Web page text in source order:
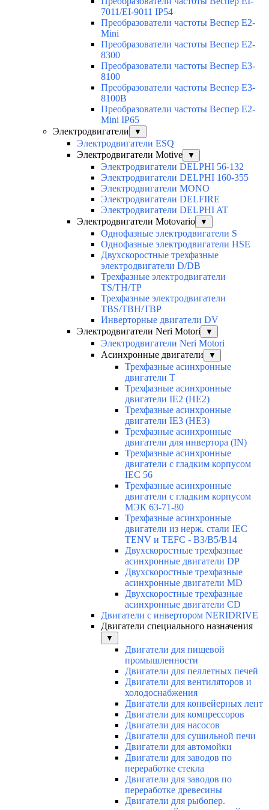
7011/EI-9011 IP54
Преобразователи частоты Веспер E2-
Mini
Преобразователи частоты Веспер E2-
8300
Преобразователи частоты Веспер E3-
8100
Преобразователи частоты Веспер E3-
8100B
Преобразователи частоты Веспер E2-
Mini IP65
Электродвигатели
▼
Электродвигатели ESQ
Электродвигатели Motive
▼
Электродвигатели DELPHI 56-132
Электродвигатели DELPHI 160-355
Электродвигатели MONO
Электродвигатели DELFIRE
Электродвигатели DELPHI AT
Электродвигатели Motovario
▼
Однофазные электродвигатели S
Однофазные электродвигатели HSE
Двухскоростные трехфазные
электродвигатели D/DB
Трехфазные электродвигатели
TS/TH/TP
Трехфазные электродвигатели
TBS/TBH/TBP
Инверторные двигатели DV
Электродвигатели Neri Motori
▼
Электродвигатели Neri Motori
Асинхронные двигатели
▼
Трехфазные асинхронные
двигатели Т
Трехфазные асинхронные
двигатели IE2 (HE2)
Трехфазные асинхронные
двигатели IE3 (HE3)
Трехфазные асинхронные
двигатели для инвертора (IN)
Трехфазные асинхронные
двигатели с гладким корпусом
IEC 56
Трехфазные асинхронные
двигатели с гладким корпусом
МЭК 63-71-80
Трехфазные асинхронные
двигатели из нерж. стали IEC
TENV и TEFC - B3/B5/B14
Двухскоростные трехфазные
асинхронные двигатели DP
Двухскоростные трехфазные
асинхронные двигатели МD
Двухскоростные трехфазные
асинхронные двигатели СD
Двигатели с инвертором NERIDRIVE
Двигатели специального назначения
▼
Двигатели для пищевой
промышленности
Двигатели для пеллетных печей
Двигатели для вентиляторов и
холодоснабжения
Двигатели для конвейерных лент
Двигатели для компрессоров
Двигатели для насосов
Двигатели для сушильной печи
Двигатели для автомойки
Двигатели для заводов по
переработке стекла
Двигатели для заводов по
переработке древесины
Двигатели для рыбопер.